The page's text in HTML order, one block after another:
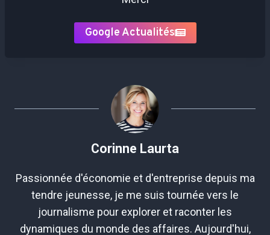
Google Actualités
Corinne Laurta
Passionnée d'économie et d'entreprise depuis ma
tendre jeunesse, je me suis tournée vers le
journalisme pour explorer et raconter les
dynamiques du monde des affaires. Aujourd'hui,